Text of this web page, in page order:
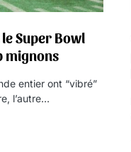
Super Bowl
mignons
entier ont “vibré”
l’autre…